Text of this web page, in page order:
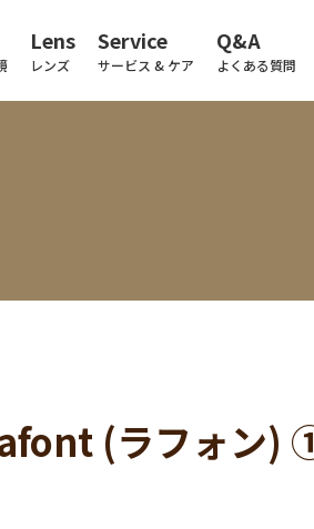
Lens
レンズ
Service
サービス & ケア
Q&A
よくある質問
(ラフォン)